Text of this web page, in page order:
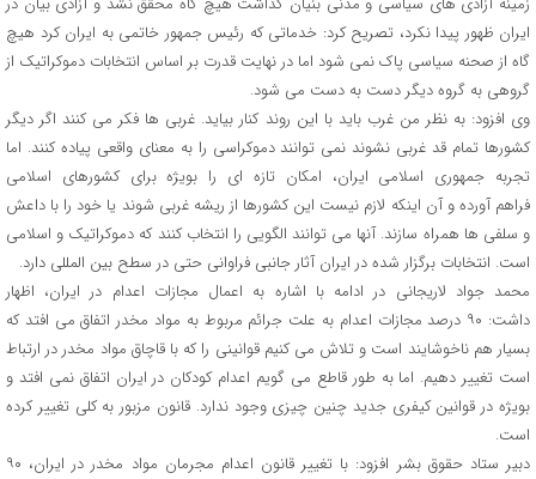
ایران ظهور پیدا نکرد، تصریح کرد: خدماتی که رئیس جمهور خاتمی به ایران کرد هیچ
گاه از صحنه سیاسی پاک نمی شود اما در نهایت قدرت بر اساس انتخابات دموکراتیک از
گروهی به گروه دیگر دست به دست می شود.
وی افزود: به نظر من غرب باید با این روند کنار بیاید. غربی ها فکر می کنند اگر دیگر
کشورها تمام قد غربی نشوند نمی توانند دموکراسی را به معنای واقعی پیاده کنند. اما
تجربه جمهوری اسلامی ایران، امکان تازه ای را بویژه برای کشورهای اسلامی
فراهم آورده و آن اینکه لازم نیست این کشورها از ریشه غربی شوند یا خود را با داعش
و سلفی ها همراه سازند. آنها می توانند الگویی را انتخاب کنند که دموکراتیک و اسلامی
است. انتخابات برگزار شده در ایران آثار جانبی فراوانی حتی در سطح بین المللی دارد.
محمد جواد لاریجانی در ادامه با اشاره به اعمال مجازات اعدام در ایران، اظهار
داشت: ۹۰ درصد مجازات اعدام به علت جرائم مربوط به مواد مخدر اتفاق می افتد که
بسیار هم ناخوشایند است و تلاش می کنیم قوانینی را که با قاچاق مواد مخدر در ارتباط
است تغییر دهیم. اما به طور قاطع می گویم اعدام کودکان در ایران اتفاق نمی افتد و
بویژه در قوانین کیفری جدید چنین چیزی وجود ندارد. قانون مزبور به کلی تغییر کرده
است.
دبیر ستاد حقوق بشر افزود: با تغییر قانون اعدام مجرمان مواد مخدر در ایران، ۹۰